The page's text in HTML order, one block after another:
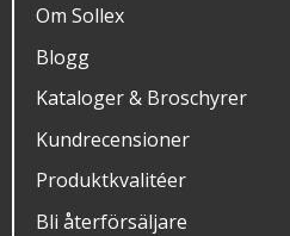
Om Sollex
Blogg
Kataloger & Broschyrer
Kundrecensioner
Produktkvalitéer
Bli återförsäljare